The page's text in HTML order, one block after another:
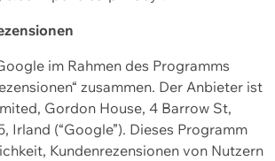
im Rahmen des Programms
zusammen. Der Anbieter ist
Gordon House, 4 Barrow St,
Irland (“Google”). Dieses Programm
Kundenrezensionen von Nutzern